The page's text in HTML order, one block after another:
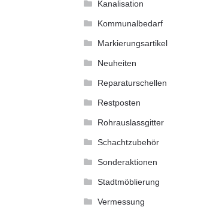
Kanalisation
Kommunalbedarf
Markierungsartikel
Neuheiten
Reparaturschellen
Restposten
Rohrauslassgitter
Schachtzubehör
Sonderaktionen
Stadtmöblierung
Vermessung